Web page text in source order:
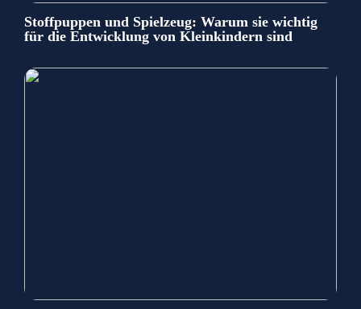
Stoffpuppen und Spielzeug: Warum sie wichtig
für die Entwicklung von Kleinkindern sind